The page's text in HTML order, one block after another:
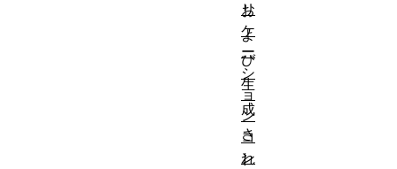
お
よ
び
生
成
さ
れ
リ
ケ
ー
シ
ョ
ン
コ
ン